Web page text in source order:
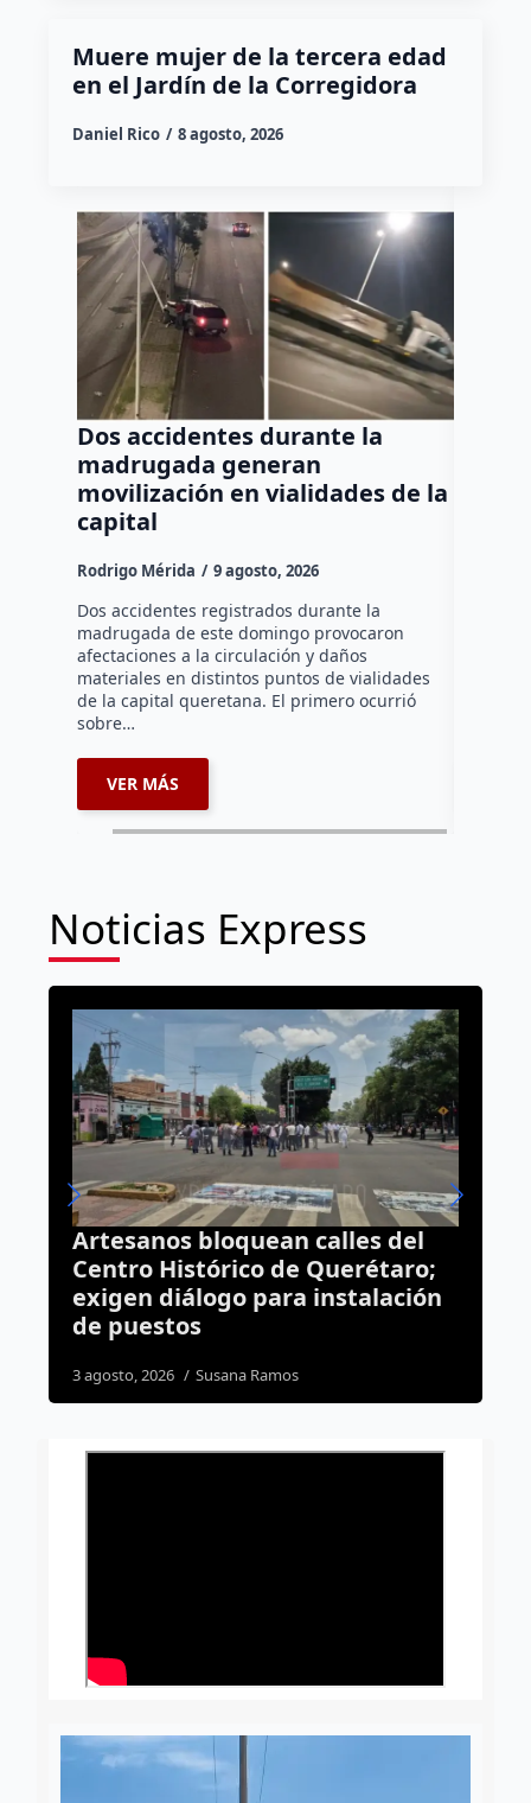
Muere mujer de la tercera edad
en el Jardín de la Corregidora
Daniel Rico 8 agosto, 2026
Dos accidentes durante la
madrugada generan
movilización en vialidades de la
capital
Rodrigo Mérida 9 agosto, 2026
Dos accidentes registrados durante la
madrugada de este domingo provocaron
afectaciones a la circulación y daños
materiales en distintos puntos de vialidades
de la capital queretana. El primero ocurrió
sobre…
VER MÁS
Noticias Express
del
Ya suman 59 diagnósticos de
autismo en Querétaro;
refuerzan la detección
temprana
5 agosto, 2026